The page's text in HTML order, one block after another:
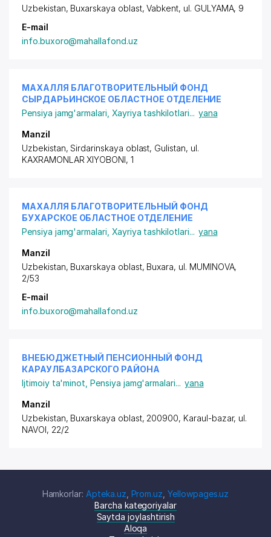
Uzbekistan, Buxarskaya oblast, Vabkent, ul. GULYAMA, 9
E-mail
info.buxoro@mahallafond.uz
МАХАЛЛЯ БЛАГОТВОРИТЕЛЬНЫЙ ФОНД
СЫРДАРЬИНСКОЕ ОБЛАСТНОЕ ОТДЕЛЕНИЕ
Pensiya jamg'armalari Xayriya tashkilotlari... yana
Manzil
Uzbekistan, Sirdarinskaya oblast, Gulistan, ul.
KAXRAMONLAR XIYOBONI, 1
МАХАЛЛЯ БЛАГОТВОРИТЕЛЬНЫЙ ФОНД
БУХАРСКОЕ ОБЛАСТНОЕ ОТДЕЛЕНИЕ
Pensiya jamg'armalari Xayriya tashkilotlari... yana
Manzil
Uzbekistan, Buxarskaya oblast, Buxara, ul. MUMINOVA,
2/53
E-mail
info.buxoro@mahallafond.uz
ВНЕБЮДЖЕТНЫЙ ПЕНСИОННЫЙ ФОНД
КАРАУЛБАЗАРСКОГО РАЙОНА
Ijtimoiy ta'minot ,Pensiya jamg'armalari... yana
Manzil
Uzbekistan, Buxarskaya oblast, 200900, Karaul-bazar, ul.
NAVOI, 22/2
Hamkorlar: Apteka.uz Prom.uz ,Yellowpages.uz
Barcha kategoriyalar
Saytda joylashtirish
Aloqa